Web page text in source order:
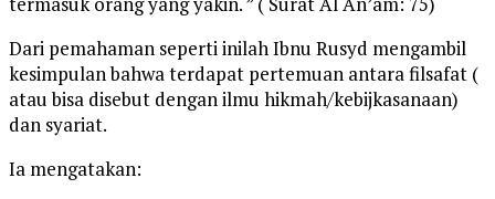
Dari pemahaman seperti inilah Ibnu Rusyd mengambil
kesimpulan bahwa terdapat pertemuan antara filsafat (
atau bisa disebut dengan ilmu hikmah/kebijkasanaan)
dan syariat.
Ia mengatakan: